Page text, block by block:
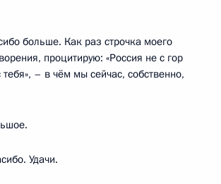
больше. Как раз строчка моего
процитирую: «Россия не с гор
тебя», – в чём мы сейчас, собственно,
Удачи.